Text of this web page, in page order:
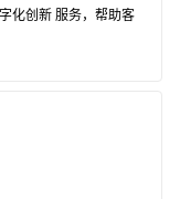
化创新 服务，帮助客